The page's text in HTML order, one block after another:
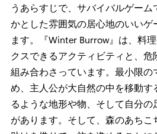
うあらすじで、サバイバルゲー
かとした雰囲気の居心地のいいゲ
ます。『Winter Burrow』は、料
クスできるアクティビティと、
組み合わさっています。最小限の
め、主人公が大自然の中を移動す
るような地形や物、そして自分
があります。そして、森のあちこ